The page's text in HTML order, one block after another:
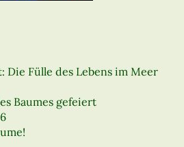
Die Fülle des Lebens im Meer
Baumes gefeiert